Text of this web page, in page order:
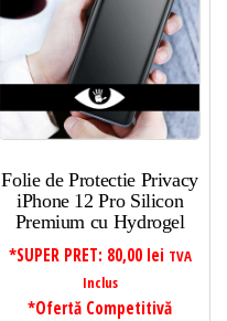
Folie de Protectie Privacy
iPhone 12 Pro Silicon
Premium cu Hydrogel
*SUPER PRET: 80,00 lei TVA
Inclus
*Ofertă Competitivă